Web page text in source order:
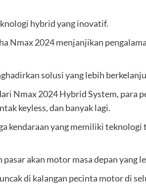
hybrid yang inovatif.
Nmax 2024 menjanjikan
solusi yang lebih
Nmax 2024 Hybrid System, para
keyless, dan banyak lagi.
kendaraan yang memiliki
akan motor masa depan yang
di kalangan pecinta motor di